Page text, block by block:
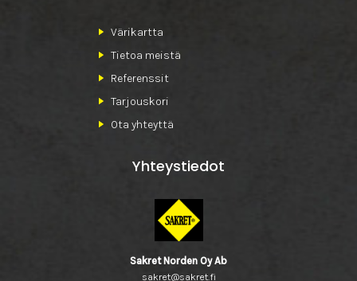
Värikartta
Tietoa meistä
Referenssit
Tarjouskori
Ota yhteyttä
Yhteystiedot
Sakret Norden Oy Ab
sakret@sakret.fi